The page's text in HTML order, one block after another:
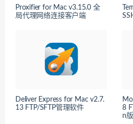
Proxifier for Mac v3.15.0 全
局代理网络连接客户端
Deliver Express for Mac v2.7.
13 FTP/SFTP管理软件
8
n版